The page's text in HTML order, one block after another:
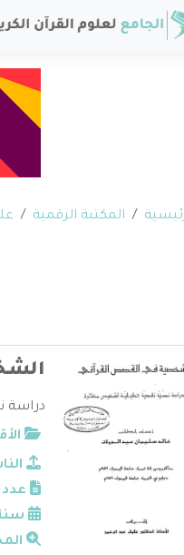
المكتبة الرقمية
دراسة